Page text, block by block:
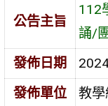
公告主旨
112
誦/
發佈日期
發佈單位
教學